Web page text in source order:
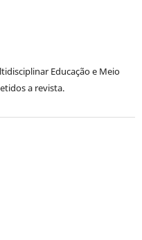
Educação e Meio
a revista.